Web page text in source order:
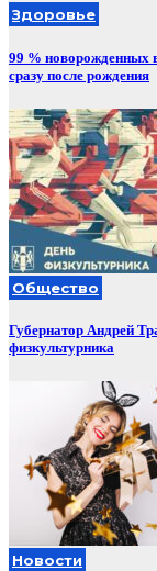
Здоровье
99 % новорожденных
сразу после рождения
Общество
Губернатор Андрей
физкультурника
Новости